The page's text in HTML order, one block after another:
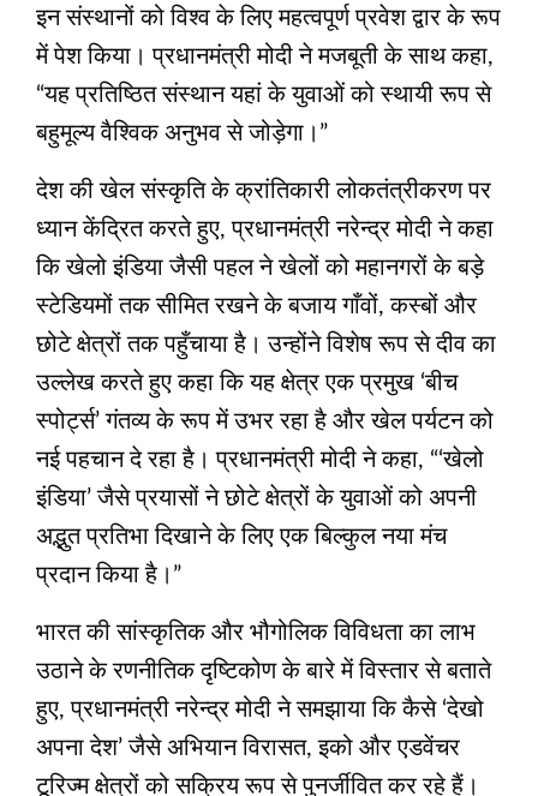
इन संस्थानों को विश्व के लिए महत्वपूर्ण प्रवेश द्वार के रूप
में पेश किया। प्रधानमंत्री मोदी ने मजबूती के साथ कहा,
“यह प्रतिष्ठित संस्थान यहां के युवाओं को स्थायी रूप से
बहुमूल्य वैश्विक अनुभव से जोड़ेगा।”
देश की खेल संस्कृति के क्रांतिकारी लोकतंत्रीकरण पर
ध्यान केंद्रित करते हुए, प्रधानमंत्री नरेन्द्र मोदी ने कहा
कि खेलो इंडिया जैसी पहल ने खेलों को महानगरों के बड़े
स्टेडियमों तक सीमित रखने के बजाय गाँवों, कस्बों और
छोटे क्षेत्रों तक पहुँचाया है। उन्होंने विशेष रूप से दीव का
उल्लेख करते हुए कहा कि यह क्षेत्र एक प्रमुख ‘बीच
स्पोर्ट्स’ गंतव्य के रूप में उभर रहा है और खेल पर्यटन को
नई पहचान दे रहा है। प्रधानमंत्री मोदी ने कहा, “‘खेलो
इंडिया’ जैसे प्रयासों ने छोटे क्षेत्रों के युवाओं को अपनी
अद्भुत प्रतिभा दिखाने के लिए एक बिल्कुल नया मंच
प्रदान किया है।”
भारत की सांस्कृतिक और भौगोलिक विविधता का लाभ
उठाने के रणनीतिक दृष्टिकोण के बारे में विस्तार से बताते
हुए, प्रधानमंत्री नरेन्द्र मोदी ने समझाया कि कैसे ‘देखो
अपना देश’ जैसे अभियान विरासत, इको और एडवेंचर
टूरिज्म क्षेत्रों को सक्रिय रूप से पुनर्जीवित कर रहे हैं।